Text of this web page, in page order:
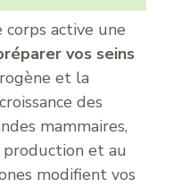
corps active une
vos seins
et la
des
mammaires,
et au
modifient vos